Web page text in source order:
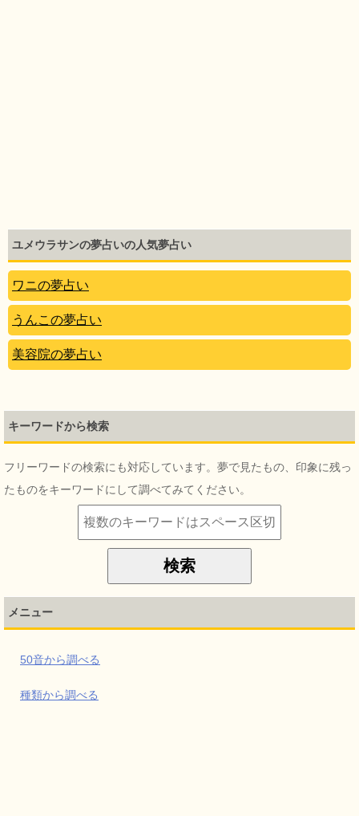
ユメウラサンの夢占いの人気夢占い
ワニの夢占い
うんこの夢占い
美容院の夢占い
キーワードから検索
フリーワードの検索にも対応しています。夢で見たもの、印象に残っ
たものをキーワードにして調べてみてください。
メニュー
50音から調べる
種類から調べる